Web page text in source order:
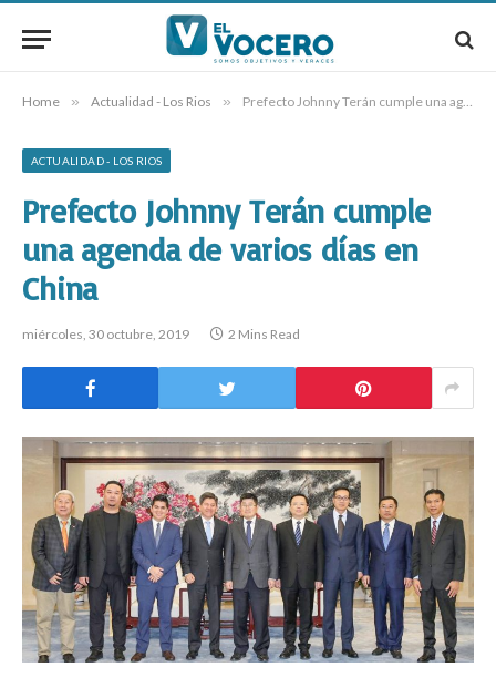
Home » Actualidad - Los Rios » Prefecto Johnny Terán cumple una agenda de varios días en China
ACTUALIDAD - LOS RIOS
Prefecto Johnny Terán cumple
una agenda de varios días en
China
miércoles, 30 octubre, 2019 2 Mins Read